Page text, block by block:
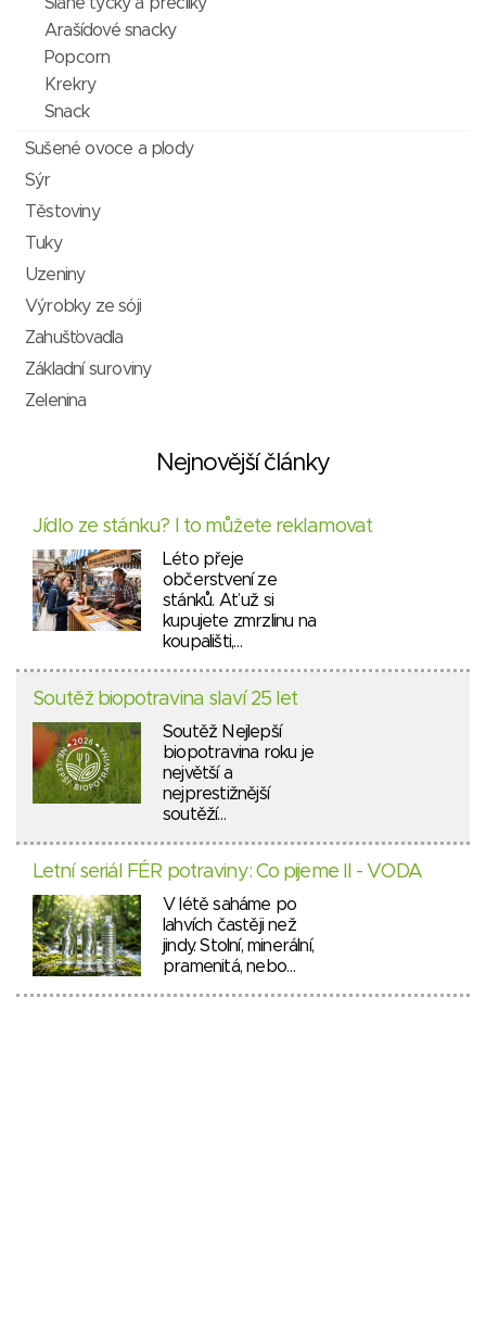
Slané tyčky a preclíky
Arašídové snacky
Popcorn
Krekry
Snack
Sušené ovoce a plody
Sýr
Těstoviny
Tuky
Uzeniny
Výrobky ze sóji
Zahušťovadla
Základní suroviny
Zelenina
Nejnovější články
Jídlo ze stánku? I to můžete reklamovat
Léto přeje
občerstvení ze
stánků. Ať už si
kupujete zmrzlinu na
koupališti,…
Soutěž biopotravina slaví 25 let
Soutěž Nejlepší
biopotravina roku je
největší a
nejprestižnější
soutěží…
Letní seriál FÉR potraviny: Co pijeme II - VODA
V létě saháme po
lahvích častěji než
jindy. Stolní, minerální,
pramenitá, nebo…